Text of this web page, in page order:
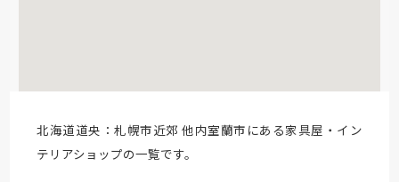
北海道道央：札幌市近郊 他内室蘭市にある家具屋・イン
テリアショップの一覧です。